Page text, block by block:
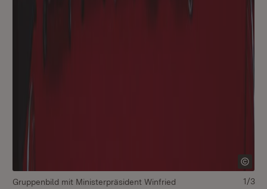
Gruppenbild mit Ministerpräsident Winfried
1/3